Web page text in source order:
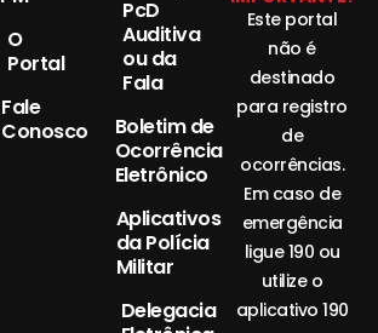
O
Portal
Fale
Conosco
PcD
Auditiva
ou da
Fala
Boletim de
Ocorrência
Eletrônico
Aplicativos
da Polícia
Militar
Delegacia
Este portal
não é
destinado
para registro
de
ocorrências.
Em caso de
emergência
ligue 190 ou
utilize o
aplicativo 190